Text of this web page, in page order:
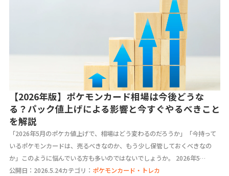
【2026年版】ポケモンカード相場は今後どうな
る？パック値上げによる影響と今すぐやるべきこと
を解説
「2026年5月のポケカ値上げで、相場はどう変わるのだろうか」「今持って
いるポケモンカードは、売るべきなのか、もう少し保管しておくべきなの
か」このように悩んでいる方も多いのではないでしょうか。 2026年5…
公開日：2026.5.24カテゴリ： ポケモンカード・トレカ